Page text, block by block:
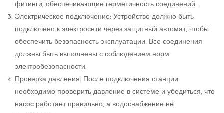
фитинги, обеспечивающие герметичность соединений.
Электрическое подключение: Устройство должно быть
подключено к электросети через защитный автомат, чтобы
обеспечить безопасность эксплуатации. Все соединения
должны быть выполнены с соблюдением норм
электробезопасности.
Проверка давления: После подключения станции
необходимо проверить давление в системе и убедиться, что
насос работает правильно, а водоснабжение не